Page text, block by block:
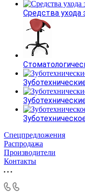
Средства ухода
Спецпредложения
Распродажа
Производители
Контакты